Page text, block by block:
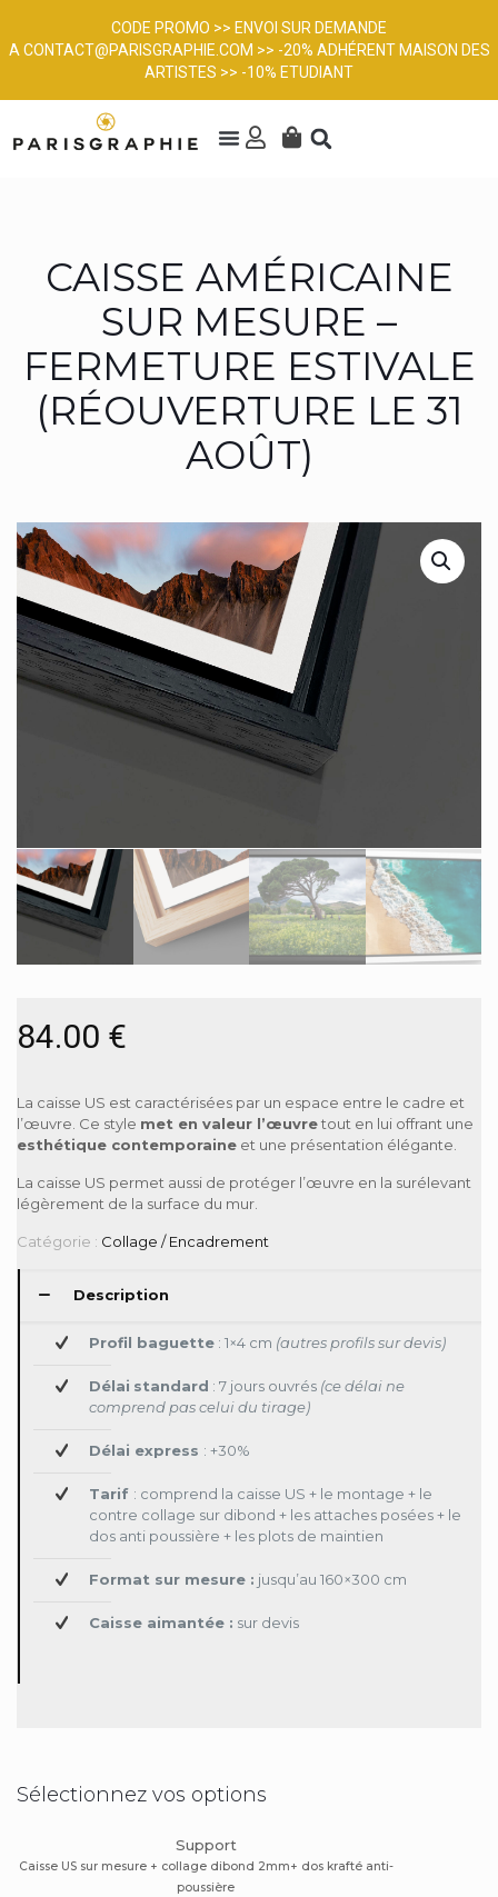
CODE PROMO >> ENVOI SUR DEMANDE
A CONTACT@PARISGRAPHIE.COM >> -20% ADHÉRENT MAISON DES
ARTISTES >> -10% ETUDIANT
CAISSE AMÉRICAINE
SUR MESURE –
FERMETURE ESTIVALE
(RÉOUVERTURE LE 31
AOÛT)
84.00 €
La caisse US est caractérisées par un espace entre le cadre et
l’œuvre. Ce style met en valeur l’œuvretout en lui offrant une
esthétique contemporaine et une présentation élégante.
La caisse US permet aussi de protéger l’œuvre en la surélevant
légèrement de la surface du mur.
Catégorie : Collage / Encadrement
Description
Profil baguette: 1×4 cm (autres profils sur devis)
Délai standard : 7 jours ouvrés (ce délai ne
comprend pas celui du tirage)
Délai express : +30%
Tarif : comprend la caisse US + le montage + le
contre collage sur dibond + les attaches posées + le
dos anti poussière + les plots de maintien
Format sur mesure : jusqu’au 160×300 cm
Caisse aimantée : sur devis
Sélectionnez vos options
Support
Caisse US sur mesure + collage dibond 2mm+ dos krafté anti-
poussière